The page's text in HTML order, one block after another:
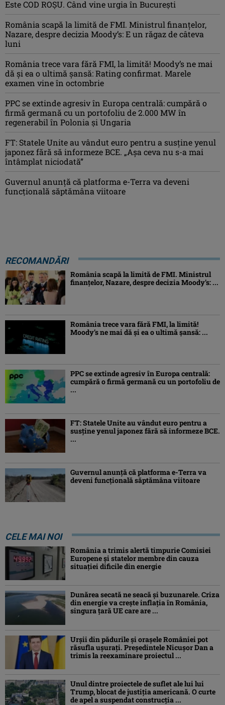
Este COD ROŞU. Când vine urgia în Bucureşti
România scapă la limită de FMI. Ministrul finanțelor,
Nazare, despre decizia Moody’s: E un răgaz de câteva
luni
România trece vara fără FMI, la limită! Moody’s ne mai
dă și ea o ultimă șansă: Rating confirmat. Marele
examen vine în octombrie
PPC se extinde agresiv în Europa centrală: cumpără o
firmă germană cu un portofoliu de 2.000 MW în
regenerabil în Polonia și Ungaria
FT: Statele Unite au vândut euro pentru a susține yenul
japonez fără să informeze BCE. „Așa ceva nu s-a mai
întâmplat niciodată”
Guvernul anunță că platforma e-Terra va deveni
funcţională săptămâna viitoare
RECOMANDĂRI
România scapă la limită de FMI. Ministrul
finanțelor, Nazare, despre decizia Moody’s: ...
România trece vara fără FMI, la limită!
Moody’s ne mai dă și ea o ultimă șansă: ...
PPC se extinde agresiv în Europa centrală:
cumpără o firmă germană cu un portofoliu de
...
FT: Statele Unite au vândut euro pentru a
susține yenul japonez fără să informeze BCE.
...
Guvernul anunță că platforma e-Terra va
deveni funcţională săptămâna viitoare
CELE MAI NOI
România a trimis alertă timpurie Comisiei
Europene și statelor membre din cauza
situației dificile din energie
Dunărea secată ne seacă și buzunarele. Criza
din energie va crește inflația în România,
singura țară UE care are ...
Urșii din pădurile și orașele României pot
răsufla ușurați. Președintele Nicușor Dan a
trimis la reexaminare proiectul ...
Unul dintre proiectele de suflet ale lui lui
Trump, blocat de justiția americană. O curte
de apel a suspendat construcția ...